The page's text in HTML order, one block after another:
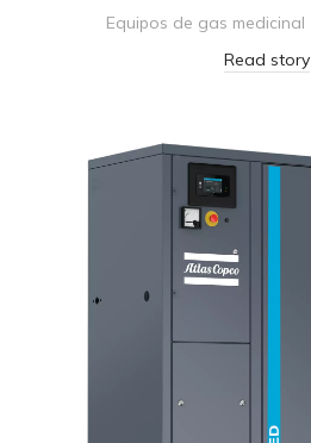
Equipos de gas medicinal
Read story